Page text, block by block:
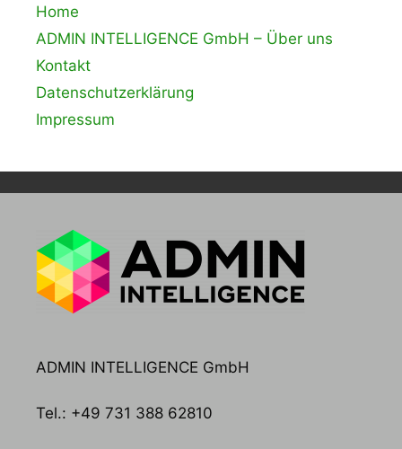
Home
ADMIN INTELLIGENCE GmbH – Über uns
Kontakt
Datenschutzerklärung
Impressum
ADMIN INTELLIGENCE GmbH
Tel.: +49 731 388 62810